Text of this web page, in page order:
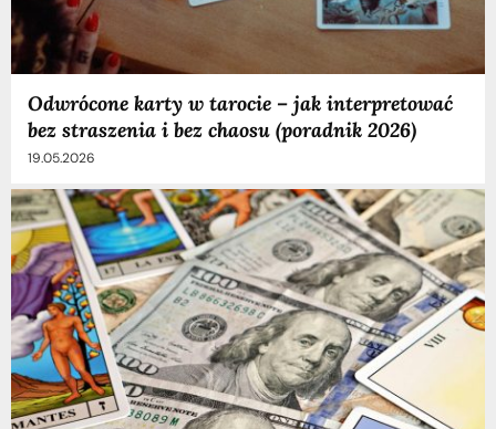
Odwrócone karty w tarocie – jak interpretować
bez straszenia i bez chaosu (poradnik 2026)
19.05.2026